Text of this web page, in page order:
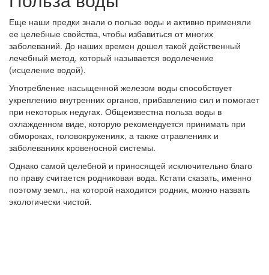
Еще наши предки знали о пользе воды и активно применяли
ее целебные свойства, чтобы избавиться от многих
заболеваний. До наших времен дошел такой действенный
лечебный метод, который называется водолечение
(исцеление водой).
Употребление насыщенной железом воды способствует
укреплению внутренних органов, прибавлению сил и помогает
при некоторых недугах. Общеизвестна польза воды в
охлажденном виде, которую рекомендуется принимать при
обмороках, головокружениях, а также отравлениях и
заболеваниях кровеносной системы.
Однако самой целебной и приносящей исключительно благо
по праву считается родниковая вода. Кстати сказать, именно
поэтому земл., на которой находится родник, можно назвать
экологически чистой.